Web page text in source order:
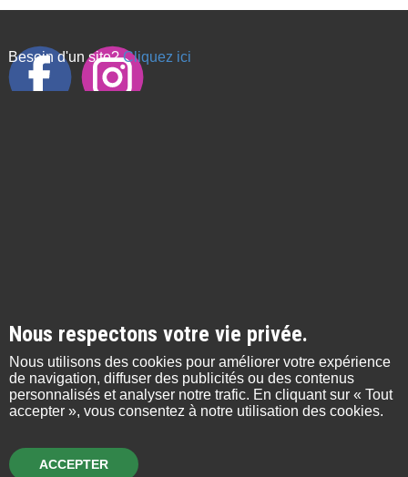
Besoin d'un site?Cliquez ici
Nous respectons votre vie privée.
Nous utilisons des cookies pour améliorer votre expérience
de navigation, diffuser des publicités ou des contenus
personnalisés et analyser notre trafic. En cliquant sur « Tout
accepter », vous consentez à notre utilisation des cookies.
ACCEPTER